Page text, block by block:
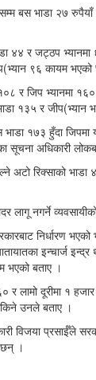
बस भाडा २७
४४ र जट्ठप
९६ कायम
र जिप भ्यानमा १६०
१३५ र
१७३ हुँदा जिपमा
सूचना अधिकारी
अटो रिक्साको
लागू नगर्ने
निर्धारण
इन्चार्ज
भएको बताए ।
६० र लामो दूरीमा १
उनले बताए ।
विजया प्रसाईँले
छन् ।